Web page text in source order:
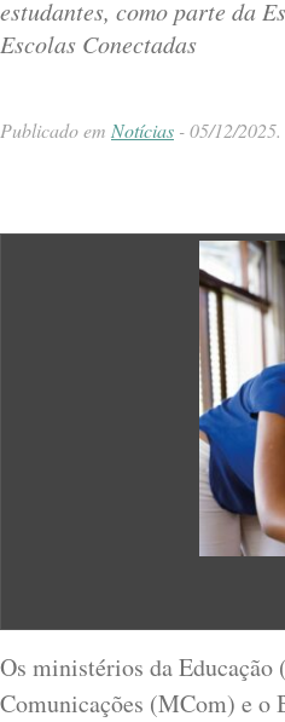
estudantes, como parte da
Escolas Conectadas
Publicado em Notícias -05/12/2025.
Os ministérios da Educação
Comunicações (MCom) e o